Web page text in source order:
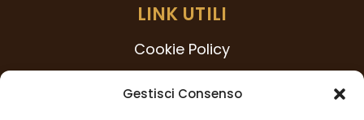
Gestisci Consenso
LINK UTILI
Cookie Policy